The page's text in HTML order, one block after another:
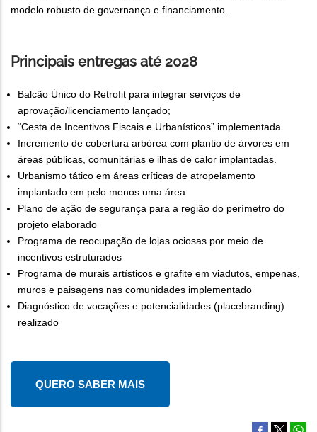
modelo robusto de governança e financiamento.
Principais entregas até 2028
Balcão Único do Retrofit para integrar serviços de
aprovação/licenciamento lançado;
“Cesta de Incentivos Fiscais e Urbanísticos” implementada
Incremento de cobertura arbórea com plantio de árvores em
áreas públicas, comunitárias e ilhas de calor implantadas.
Urbanismo tático em áreas críticas de atropelamento
implantado em pelo menos uma área
Plano de ação de segurança para a região do perímetro do
projeto elaborado
Programa de reocupação de lojas ociosas por meio de
incentivos estruturados
Programa de murais artísticos e grafite em viadutos, empenas,
muros e paisagens nas comunidades implementado
Diagnóstico de vocações e potencialidades (placebranding)
realizado
QUERO SABER MAIS